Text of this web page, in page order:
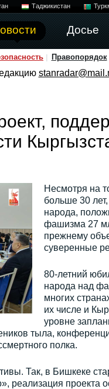
Таджикистан
Досье
Правопорядок
Несмотря на
больше 30
народа,
фашизма 27
прежнему
суверенные
80-летний
народа над
многих
их числе и
уровне
тыла,
полка.
Так, в Бишкеке
реализация проекта